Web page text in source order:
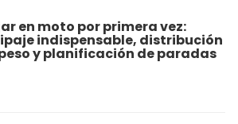
en moto por primera vez:
indispensable, distribución
y planificación de paradas